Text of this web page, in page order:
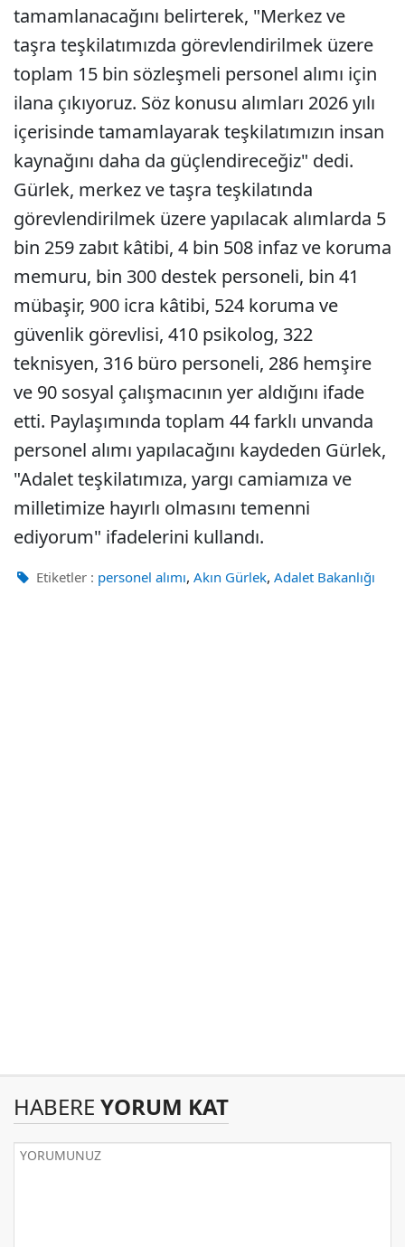
tamamlanacağını belirterek, "Merkez ve
taşra teşkilatımızda görevlendirilmek üzere
toplam 15 bin sözleşmeli personel alımı için
ilana çıkıyoruz. Söz konusu alımları 2026 yılı
içerisinde tamamlayarak teşkilatımızın insan
kaynağını daha da güçlendireceğiz" dedi.
Gürlek, merkez ve taşra teşkilatında
görevlendirilmek üzere yapılacak alımlarda 5
bin 259 zabıt kâtibi, 4 bin 508 infaz ve koruma
memuru, bin 300 destek personeli, bin 41
mübaşir, 900 icra kâtibi, 524 koruma ve
güvenlik görevlisi, 410 psikolog, 322
teknisyen, 316 büro personeli, 286 hemşire
ve 90 sosyal çalışmacının yer aldığını ifade
etti. Paylaşımında toplam 44 farklı unvanda
personel alımı yapılacağını kaydeden Gürlek,
"Adalet teşkilatımıza, yargı camiamıza ve
milletimize hayırlı olmasını temenni
ediyorum" ifadelerini kullandı.
Etiketler : personel alımı, Akın Gürlek, Adalet Bakanlığı
HABERE YORUM KAT